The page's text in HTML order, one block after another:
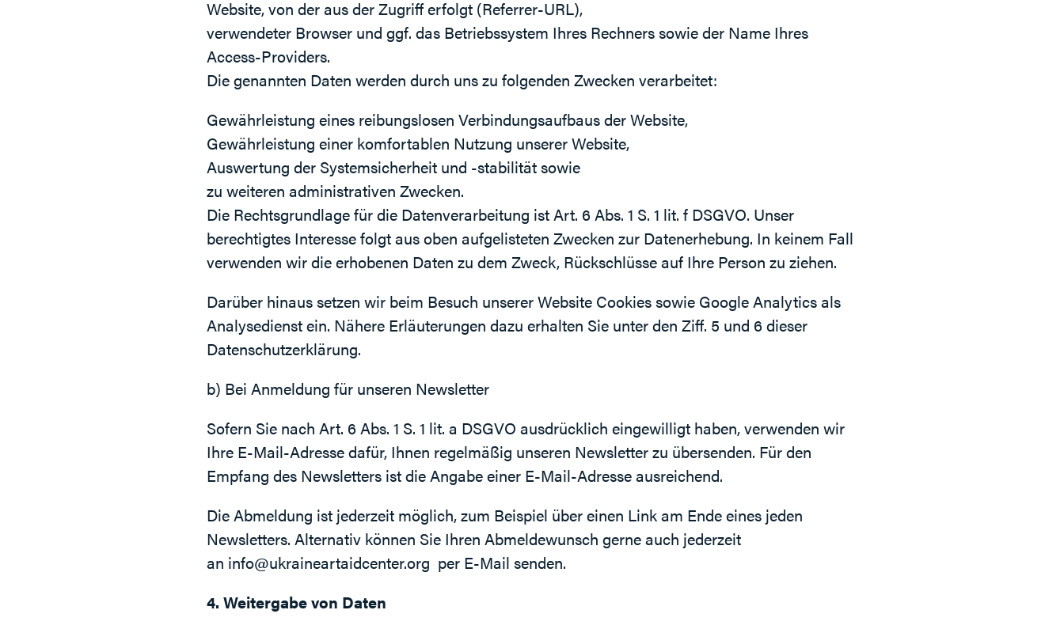
Website, von der aus der Zugriff erfolgt (Referrer-URL),
verwendeter Browser und ggf. das Betriebssystem Ihres Rechners sowie der Name Ihres
Access-Providers.
Die genannten Daten werden durch uns zu folgenden Zwecken verarbeitet:
Gewährleistung eines reibungslosen Verbindungsaufbaus der Website,
Gewährleistung einer komfortablen Nutzung unserer Website,
Auswertung der Systemsicherheit und -stabilität sowie
zu weiteren administrativen Zwecken.
Die Rechtsgrundlage für die Datenverarbeitung ist Art. 6 Abs. 1 S. 1 lit. f DSGVO. Unser
berechtigtes Interesse folgt aus oben aufgelisteten Zwecken zur Datenerhebung. In keinem Fall
verwenden wir die erhobenen Daten zu dem Zweck, Rückschlüsse auf Ihre Person zu ziehen.
Darüber hinaus setzen wir beim Besuch unserer Website Cookies sowie Google Analytics als
Analysedienst ein. Nähere Erläuterungen dazu erhalten Sie unter den Ziff. 5 und 6 dieser
Datenschutzerklärung.
b) Bei Anmeldung für unseren Newsletter
Sofern Sie nach Art. 6 Abs. 1 S. 1 lit. a DSGVO ausdrücklich eingewilligt haben, verwenden wir
Ihre E-Mail-Adresse dafür, Ihnen regelmäßig unseren Newsletter zu übersenden. Für den
Empfang des Newsletters ist die Angabe einer E-Mail-Adresse ausreichend.
Die Abmeldung ist jederzeit möglich, zum Beispiel über einen Link am Ende eines jeden
Newsletters. Alternativ können Sie Ihren Abmeldewunsch gerne auch jederzeit
an info@ukraineartaidcenter.org per E-Mail senden.
4. Weitergabe von Daten